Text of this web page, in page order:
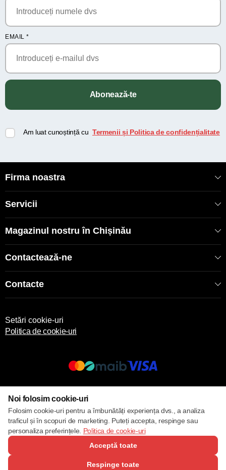
EMAIL *
Abonează-te
Am luat cunoștință cu Termenii și Politica de confidențialitate
Firma noastra
Servicii
Magazinul nostru în Chișinău
Contactează-ne
Contacte
Setări cookie-uri
Politica de cookie-uri
Noi folosim cookie-uri
Folosim cookie-uri pentru a îmbunătăți experiența dvs., a analiza
traficul și în scopuri de marketing. Puteți accepta, respinge sau
personaliza preferințele. Politica de cookie-uri
Acceptă toate
Respinge toate